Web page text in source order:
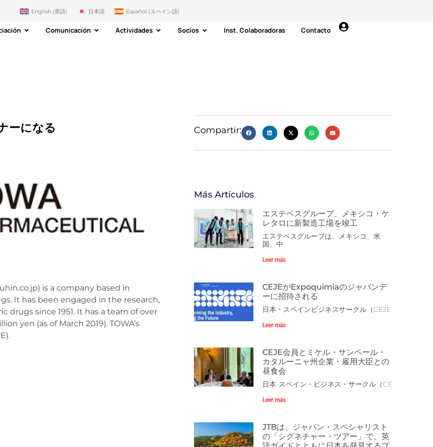
English(英語) 日本語 Español ( スペイン語)
Comunicación Actividades Socios Inst. Colaboradoras Contacto
ーになる
is a company based in
It has been engaged in the research,
since 1951. It has a team of over
yen (as of March 2019). TOWA’s
Compartir:
Más Artículos
エステベスグループ、メキシコ・ケ
レタロに新製造工場を竣工
エステベスグループは、メキシコ、米
国、中
Leer más
CEJEがExpoquimiaのジャパンデ
ーに招待される
日本・スペインビジネスサークル（CEJE
Leer más
CEJE会員とミケル・サンペール・
カタルーニャ州企業・雇用大臣との
昼食会
日本-スペイン・ビジネス・サークル（CE
Leer más
JTBは、ジャパン・スペシャリスト
の「シグネチャー・ツアー」で、英